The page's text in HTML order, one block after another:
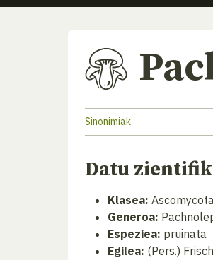
Sinonimiak
Datu
Klasea:
Generoa:
Espeziea: pruinata
Egilea: (Pers.)